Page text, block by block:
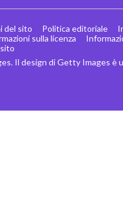
Il design di Getty Images è
del sito Politica editoriale
sulla licenza